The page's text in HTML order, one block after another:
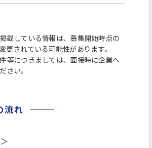
載している情報は、募集開始時点の
更されている可能性があります。
等につきましては、面接時に企業へ
さい。
流れ